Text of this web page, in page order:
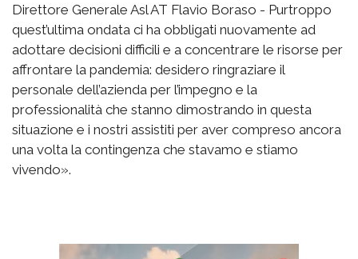
Direttore Generale Asl AT Flavio Boraso - Purtroppo
quest’ultima ondata ci ha obbligati nuovamente ad
adottare decisioni difficili e a concentrare le risorse per
affrontare la pandemia: desidero ringraziare il
personale dell’azienda per l’impegno e la
professionalità che stanno dimostrando in questa
situazione e i nostri assistiti per aver compreso ancora
una volta la contingenza che stavamo e stiamo
vivendo».